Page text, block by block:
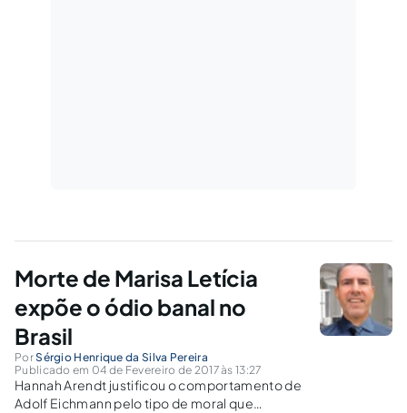
Morte de Marisa Letícia
expõe o ódio banal no
Brasil
PorSérgio Henrique da Silva Pereira
Publicado em 04 de Fevereiro de 2017 às 13:27
Hannah Arendt justificou o comportamento de
Adolf Eichmann pelo tipo de moral que